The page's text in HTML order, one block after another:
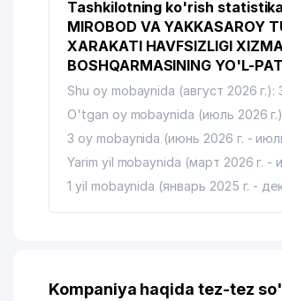
Tashkilotning ko'rish
MIROBOD VA YAKKASAROY
XARAKATI HAVFSIZLIGI
BOSHQARMASINING YO'L-
Shu oy mobaynida (август 2026 г.):
O'tgan oy mobaynida (июль 2026
3 oy mobaynida (июнь 2026 г. -
Yarim yil mobaynida (март 2026 г. -
1 yil mobaynida (январь 2025 г. -
Kompaniya haqida tez-tez